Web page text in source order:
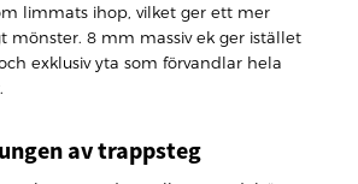
limmats ihop, vilket ger ett mer
mönster. 8 mm massiv ek ger istället
exklusiv yta som förvandlar hela
av trappsteg